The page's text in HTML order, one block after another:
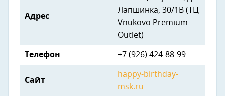
Адрес
Лапшинка, 30/1В (ТЦ
Vnukovo Premium
Outlet)
Телефон +7 (926) 424-88-99
Сайт
happy-birthday-
msk.ru